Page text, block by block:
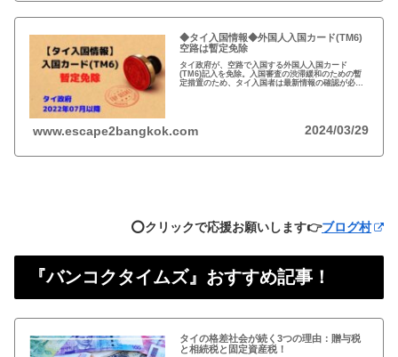
◆タイ入国情報◆外国人入国カード(TM6)
空路は暫定免除
タイ政府が、空路で入国する外国人入国カード
(TM6)記入を免除。入国審査の渋滞緩和のための暫
定措置のため、タイ入国者は最新情報の確認が必
www.escape2bangkok.com 2024/03/29
⭕️クリックで応援お願いします👉ブログ村
『バンコクタイムズ』おすすめ記事！
タイの格差社会が続く3つの理由：贈与税
と相続税と固定資産税！